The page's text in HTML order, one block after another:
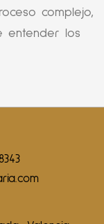
complejo,
entender los